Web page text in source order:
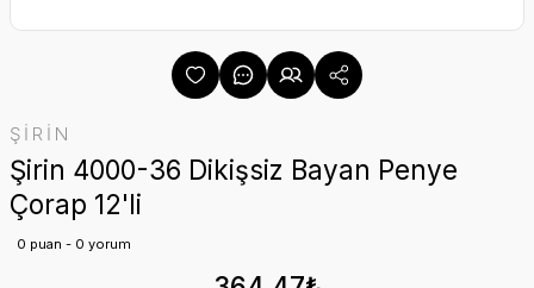
ŞİRİN
Şirin 4000-36 Dikişsiz Bayan Penye
Çorap 12'li
0 puan - 0 yorum